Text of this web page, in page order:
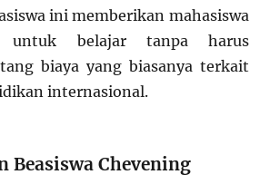
ini memberikan mahasiswa
untuk belajar tanpa harus
biaya yang biasanya terkait
internasional.
Beasiswa Chevening